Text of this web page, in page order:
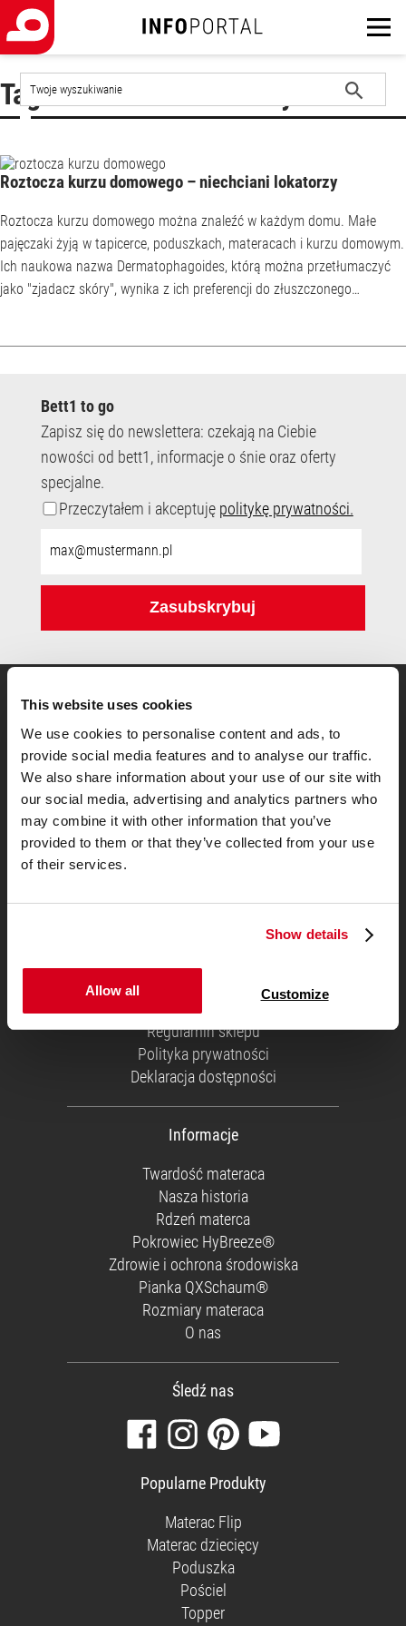
This website uses cookies
We use cookies to personalise content and ads, to
provide social media features and to analyse our traffic.
We also share information about your use of our site with
our social media, advertising and analytics partners who
may combine it with other information that you’ve
provided to them or that they’ve collected from your use
of their services.
Show details
Allow all Customize
w
witrynie
Tag : zwalczanie roztoczy
Roztocza kurzu domowego – niechciani lokatorzy
Roztocza kurzu domowego można znaleźć w każdym domu. Małe
pajęczaki żyją w tapicerce, poduszkach, materacach i kurzu domowym.
Ich naukowa nazwa Dermatophagoides, którą można przetłumaczyć
jako "zjadacz skóry", wynika z ich preferencji do złuszczonego
Bett1 to go
Zapisz się do newslettera: czekają na Ciebie
nowości od bett1, informacje o śnie oraz oferty
specjalne.
Przeczytałem i akceptuję politykę prywatności.
Zasubskrybuj
Informacje Ogólne
Klient biznesowy
Regulamin sklepu
Polityka prywatności
Deklaracja dostępności
Informacje
Twardość materaca
Nasza historia
Rdzeń materca
Pokrowiec HyBreeze®
Zdrowie i ochrona środowiska
Pianka QXSchaum®
Rozmiary materaca
O nas
Śledź nas
Odwiedź
naszą
stronę
Facebooku
Śledź
nas
na
Instagramie
Znajdź
nas
na
Pintereście
Oglądaj
Popularne Produkty
Materac Flip
Materac dziecięcy
Poduszka
Pościel
Topper